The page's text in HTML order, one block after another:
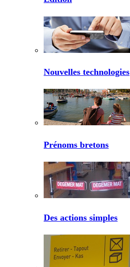
Nouvelles technologies
Prénoms bretons
Des actions simples